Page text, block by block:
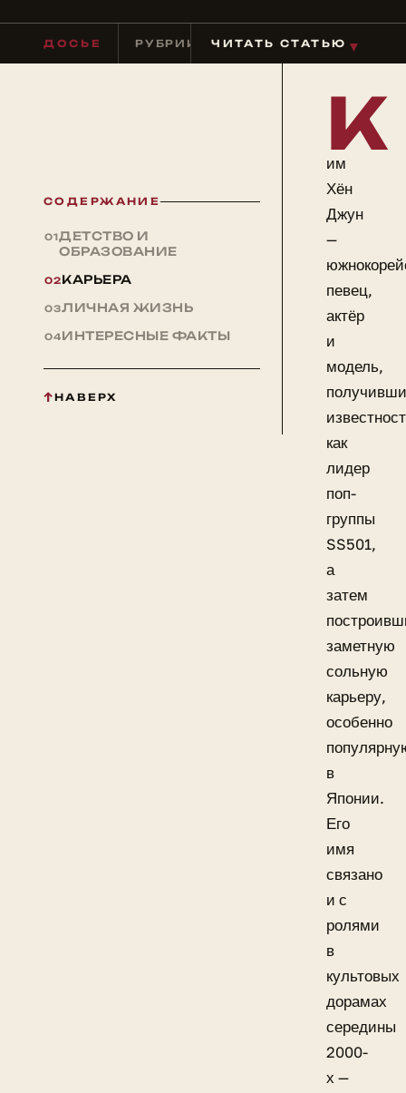
ДОСЬЕ РУБРИКААКТЕРЫ ЧТЕНИЕ
ЧИТАТЬ СТАТЬЮ ▼
СОДЕРЖАНИЕ
ДЕТСТВО И
ОБРАЗОВАНИЕ
КАРЬЕРА
ЛИЧНАЯ ЖИЗНЬ
ИНТЕРЕСНЫЕ ФАКТЫ
НАВЕРХ
К
им
Хён
Джун
—
певец,
актёр
и
модель,
как
лидер
поп-
группы
SS501,
а
затем
заметную
сольную
карьеру,
особенно
в
Японии.
Его
имя
связано
и с
ролями
в
культовых
дорамах
середины
2000-
х —